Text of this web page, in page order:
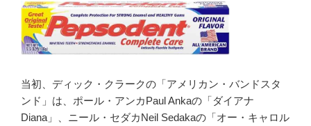
当初、ディック・クラークの「アメリカン・バンドスタ
ンド」は、ポール・アンカPaul Ankaの「ダイアナ
Diana」、ニール・セダカNeil Sedakaの「オー・キャロル